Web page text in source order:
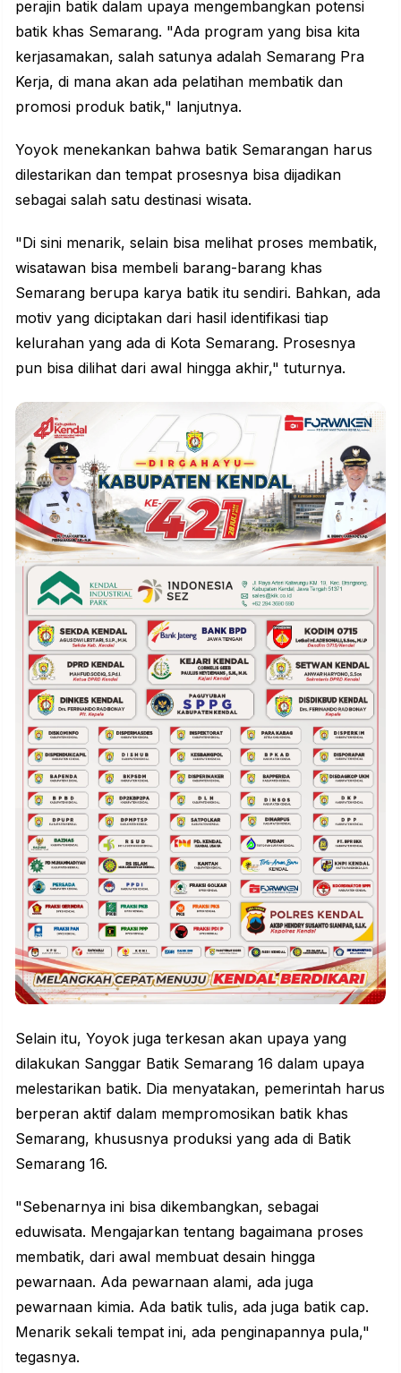
perajin batik dalam upaya mengembangkan potensi
batik khas Semarang. "Ada program yang bisa kita
kerjasamakan, salah satunya adalah Semarang Pra
Kerja, di mana akan ada pelatihan membatik dan
promosi produk batik," lanjutnya.
Yoyok menekankan bahwa batik Semarangan harus
dilestarikan dan tempat prosesnya bisa dijadikan
sebagai salah satu destinasi wisata.
"Di sini menarik, selain bisa melihat proses membatik,
wisatawan bisa membeli barang-barang khas
Semarang berupa karya batik itu sendiri. Bahkan, ada
motiv yang diciptakan dari hasil identifikasi tiap
kelurahan yang ada di Kota Semarang. Prosesnya
pun bisa dilihat dari awal hingga akhir," tuturnya.
Selain itu, Yoyok juga terkesan akan upaya yang
dilakukan Sanggar Batik Semarang 16 dalam upaya
melestarikan batik. Dia menyatakan, pemerintah harus
berperan aktif dalam mempromosikan batik khas
Semarang, khususnya produksi yang ada di Batik
Semarang 16.
"Sebenarnya ini bisa dikembangkan, sebagai
eduwisata. Mengajarkan tentang bagaimana proses
membatik, dari awal membuat desain hingga
pewarnaan. Ada pewarnaan alami, ada juga
pewarnaan kimia. Ada batik tulis, ada juga batik cap.
Menarik sekali tempat ini, ada penginapannya pula,"
tegasnya.